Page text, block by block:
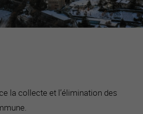
la collecte et l’élimination des